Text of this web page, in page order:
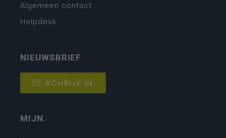
Algemeen contact
Helpdesk
NIEUWSBRIEF
SCHRIJF IN
MIJN.